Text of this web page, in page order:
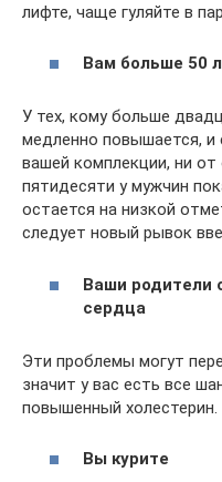
лифте, чаще гуляйте в
Вам больше 50
У тех, кому больше
медленно повышается, и
вашей комплекции, ни
пятидесяти у мужчин
остается на низкой
следует новый рывок
Ваши родители
сердца
Эти проблемы могут
значит у вас есть все
повышенный холестерин.
Вы курите